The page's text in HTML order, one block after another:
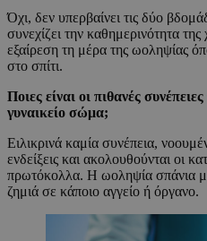
Όχι, δεν υπερβαίνει τις δύο
συνεχίζει την καθημερινότητα
εξαίρεση τη μέρα της ωοληψίας
στο σπίτι.
Ποιες είναι οι πιθανές
γυναικείο σώμα;
Ειλικρινά καμία συνέπεια,
ενδείξεις και ακολουθούνται οι
πρωτόκολλα. Η ωοληψία σπάνια
ζημιά σε κάποιο αγγείο ή όργανο.